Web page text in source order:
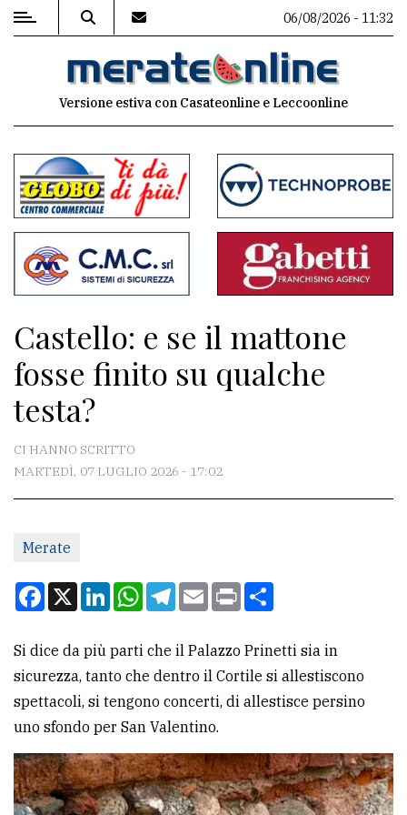
MENU
commenti
Contenuti
del
sito
Associazioni
Meteo
CONTATTI
Scrivici
Per
la
pubblicità
CERCA
Cerca
per
06/08/2026 - 11:32
Versione estiva con Casateonline e Leccoonline
Castello: e se il mattone
fosse finito su qualche
testa?
CI HANNO SCRITTO
MARTEDÌ, 07 LUGLIO 2026 - 17:02
Merate
Facebook
X LinkedInWhatsApp
Telegram
EmailPrint
Si dice da più parti che il Palazzo Prinetti sia in
sicurezza, tanto che dentro il Cortile si allestiscono
spettacoli, si tengono concerti, di allestisce persino
uno sfondo per San Valentino.